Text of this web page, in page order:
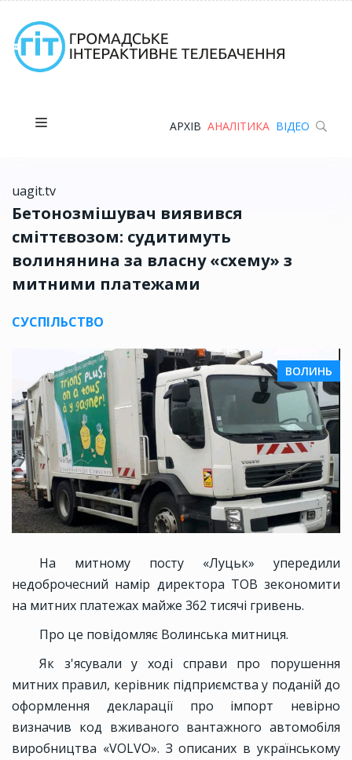
АРХІВ АНАЛІТИКА ВІДЕО
uagit.tv
Бетонозмішувач виявився
сміттєвозом: судитимуть
волинянина за власну «схему» з
митними платежами
СУСПІЛЬСТВО
ВОЛИНЬ
На митному посту «Луцьк» упередили
недоброчесний намір директора ТОВ зекономити
на митних платежах майже 362 тисячі гривень.
Про це повідомляє Волинська митниця.
Як з'ясували у ході справи про порушення
митних правил, керівник підприємства у поданій до
оформлення декларації про імпорт невірно
визначив код вживаного вантажного автомобіля
виробництва «VOLVO». З описаних в українському